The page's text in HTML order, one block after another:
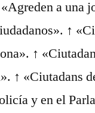
a una
↑
↑
↑ «Ciutadans
y en el